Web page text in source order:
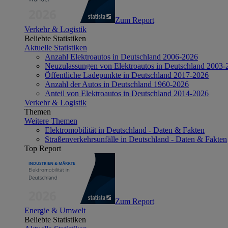
Zum Report
Verkehr & Logistik
Beliebte Statistiken
Aktuelle Statistiken
Anzahl Elektroautos in Deutschland 2006-2026
Neuzulassungen von Elektroautos in Deutschland 2003-
Öffentliche Ladepunkte in Deutschland 2017-2026
Anzahl der Autos in Deutschland 1960-2026
Anteil von Elektroautos in Deutschland 2014-2026
Verkehr & Logistik
Themen
Weitere Themen
Elektromobilität in Deutschland - Daten & Fakten
Straßenverkehrsunfälle in Deutschland - Daten & Fakten
Top Report
Zum Report
Energie & Umwelt
Beliebte Statistiken